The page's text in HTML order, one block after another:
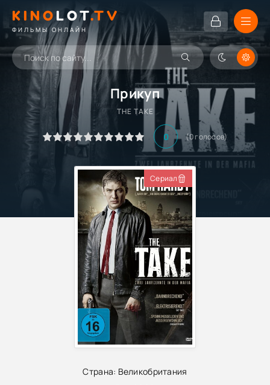
KINOLOT.TV
ФИЛЬМЫ ОНЛАЙН
Прикуп
THE TAKE
0 (0голосов)
Страна: Великобритания
Сериал